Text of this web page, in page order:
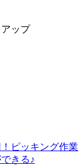
ップ
ピッキング作業
きる♪